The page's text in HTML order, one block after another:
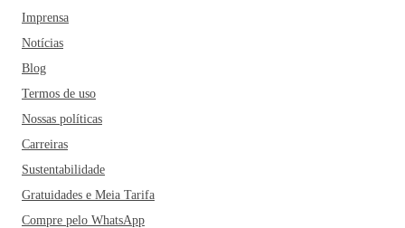
barracas no Rio Vermelho ou então provar o Acarajé de
Cira, eleito por várias vezes o melhor de Salvador. Outras
comidas típicas e indispensáveis são a moqueca baiana, o
doce de mamão verde, o vatapá e o bobó de camarão; vale a
pena visitar os restaurantes Bogary, Confraria das Ostras e
Sorria, você está na Bahia!
Imprensa
Notícias
Blog
Termos de uso
Nossas políticas
Carreiras
Sustentabilidade
Gratuidades e Meia Tarifa
Compre pelo WhatsApp